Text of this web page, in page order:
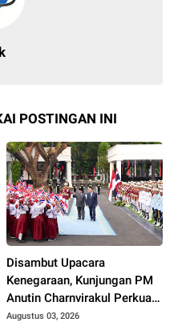
POSTINGAN INI
Disambut Upacara
Kenegaraan, Kunjungan PM
Anutin Charnvirakul Perkuat
Hubungan Indonesia-
Augustus 03, 2026